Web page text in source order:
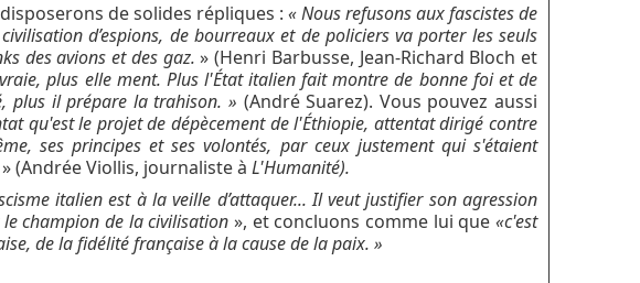
de solides répliques : « Nous refusonsaux fascistes de
d’espions, de bourreaux et de policiers vaporter les seuls
des avions et des gaz. » (Henri Barbusse, Jean-Richard Bloch et
plus elle ment. Plus l'État italien fait montre de bonne foi et de
plus il prépare la trahison. » (André Suarez). Vous pouvez aussi
qu'est le projet de dépècement de l'Éthiopie, attentat dirigé contre
ses principes et ses volontés, par ceux justement qui s'étaient
» (Andrée Viollis, journaliste à L'Humanité).
italien est à la veille d’attaquer... Il veut justifier son agression
champion de la civilisation », et concluons comme lui que «c'est
de la fidélité française à la cause de la paix. »